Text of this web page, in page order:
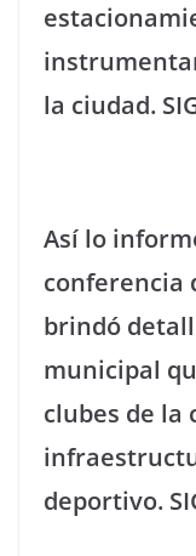
la ciudad.
Así lo
conferencia
brindó
municipal
clubes de la
deportivo.